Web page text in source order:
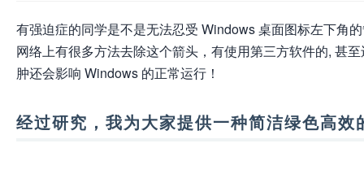
有强迫症的同学是不是无法忍受 Windows 桌面图标左下角
网络上有很多方法去除这个箭头，有使用第三方软件的, 甚
肿还会影响 Windows 的正常运行！
经过研究，我为大家提供一种简洁绿色高效